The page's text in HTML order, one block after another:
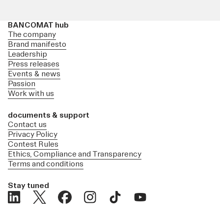
BANCOMAT hub
The company
Brand manifesto
Leadership
Press releases
Events & news
Passion
Work with us
documents & support
Contact us
Privacy Policy
Contest Rules
Ethics, Compliance and Transparency
Terms and conditions
Stay tuned